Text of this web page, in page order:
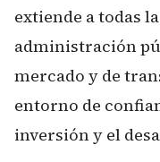
extiende a todas
administración
mercado y de
entorno de
inversión y el